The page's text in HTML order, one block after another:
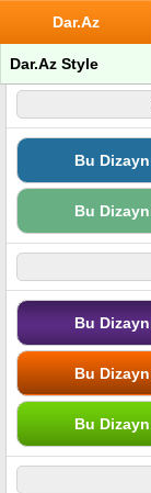
Dar.Az
Dar.Az Style
Bu
Bu
Bu
Bu
Bu